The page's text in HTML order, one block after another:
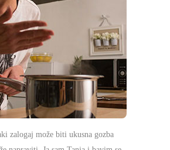
zalogaj može biti ukusna gozba